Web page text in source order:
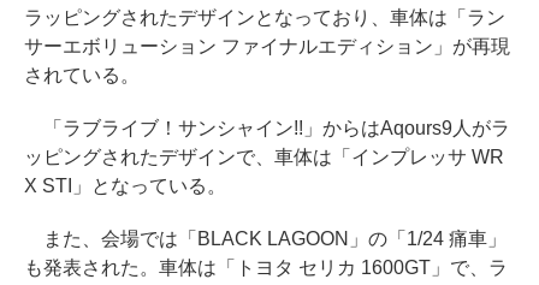
ラッピングされたデザインとなっており、車体は「ラン
サーエボリューション ファイナルエディション」が再現
されている。
「ラブライブ！サンシャイン!!」からはAqours9人がラ
ッピングされたデザインで、車体は「インプレッサ WR
X STI」となっている。
また、会場では「BLACK LAGOON」の「1/24 痛車」
も発表された。車体は「トヨタ セリカ 1600GT」で、ラ